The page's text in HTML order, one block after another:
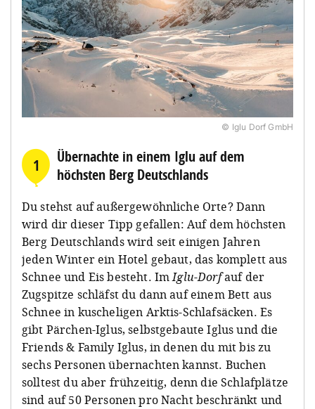
© Iglu Dorf GmbH
1
Übernachte in einem Iglu auf dem
höchsten Berg Deutschlands
Du stehst auf außergewöhnliche Orte? Dann
wird dir dieser Tipp gefallen: Auf dem höchsten
Berg Deutschlands wird seit einigen Jahren
jeden Winter ein Hotel gebaut, das komplett aus
Schnee und Eis besteht. ImIglu-Dorfauf der
Zugspitze schläfst du dann auf einem Bett aus
Schnee in kuscheligen Arktis-Schlafsäcken. Es
gibt Pärchen-Iglus, selbstgebaute Iglus und die
Friends & Family Iglus, in denen du mit bis zu
sechs Personen übernachten kannst. Buchen
solltest du aber frühzeitig, denn die Schlafplätze
sind auf 50 Personen pro Nacht beschränkt und